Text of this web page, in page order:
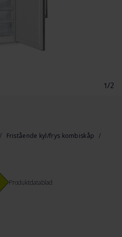
1/2
Fristående kyl/frys kombiskåp
Produktdatablad